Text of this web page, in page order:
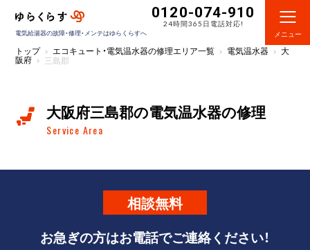
電気給湯器の故障・修理・メンテはゆらくらすへ
0120-074-910
24時間365日電話対応!
メニュー
トップ エコキュート・電気温水器の修理エリア一覧 電気温水器 大
阪府 三島郡
大阪府三島郡の電気温水器の修理
Service Area
相談無料
お急ぎの方はお電話でご連絡ください！